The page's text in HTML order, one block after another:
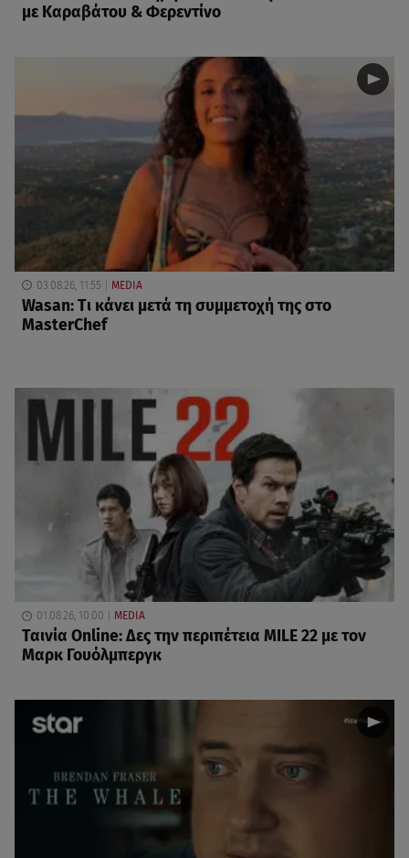
με Καραβάτου & Φερεντίνο
03.08.26, 11:55 MEDIA
Wasan: Tι κάνει μετά τη συμμετοχή της στο
MasterChef
01.08.26, 10:00 MEDIA
Ταινία Online: Δες την περιπέτεια MILE 22 με τον
Μαρκ Γουόλμπεργκ